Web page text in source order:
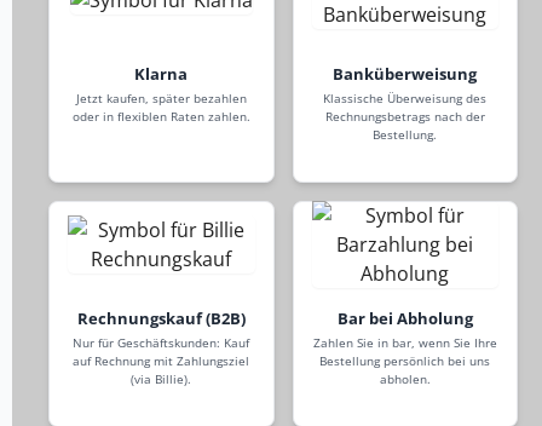
Klarna
Jetzt kaufen, später bezahlen
oder in flexiblen Raten zahlen.
Banküberweisung
Klassische Überweisung des
Rechnungsbetrags nach der
Bestellung.
Rechnungskauf (B2B)
Nur für Geschäftskunden: Kauf
auf Rechnung mit Zahlungsziel
(via Billie).
Bar bei Abholung
Zahlen Sie in bar, wenn Sie Ihre
Bestellung persönlich bei uns
abholen.